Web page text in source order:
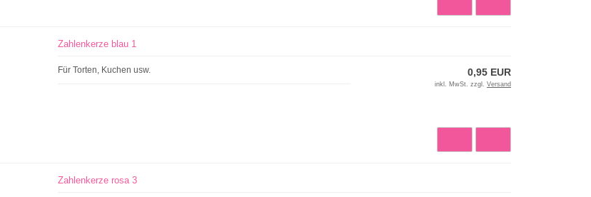
Zahlenkerze blau 1
Für Torten, Kuchen usw. 0,95 EUR
inkl. MwSt. zzgl. Versand
Zahlenkerze rosa 3